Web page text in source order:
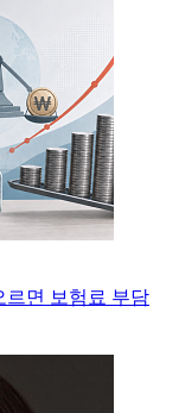
르면 보험료 부담